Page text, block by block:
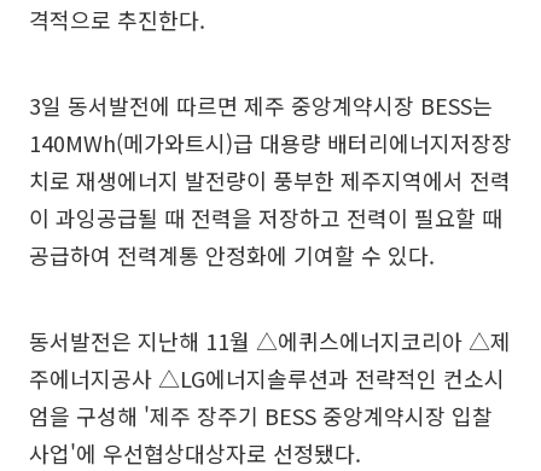
격적으로 추진한다.
3일 동서발전에 따르면 제주 중앙계약시장 BESS는
140MWh(메가와트시)급 대용량 배터리에너지저장장
치로 재생에너지 발전량이 풍부한 제주지역에서 전력
이 과잉공급될 때 전력을 저장하고 전력이 필요할 때
공급하여 전력계통 안정화에 기여할 수 있다.
동서발전은 지난해 11월 △에퀴스에너지코리아 △제
주에너지공사 △LG에너지솔루션과 전략적인 컨소시
엄을 구성해 '제주 장주기 BESS 중앙계약시장 입찰
사업'에 우선협상대상자로 선정됐다.